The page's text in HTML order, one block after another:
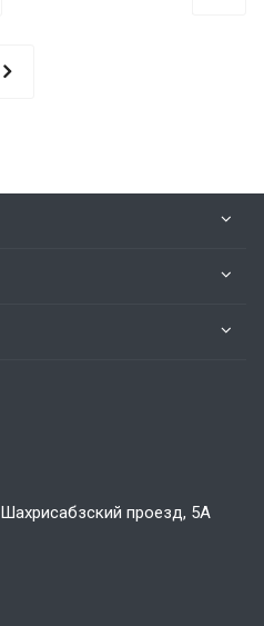
проезд, 5А